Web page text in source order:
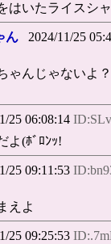
はいたライスシ
ん 2024/11/25
ゃんじゃないよ
25 06:08:14
よ(ﾎﾞﾛﾝｯ!
25 09:11:53
えよ
25 09:25:53